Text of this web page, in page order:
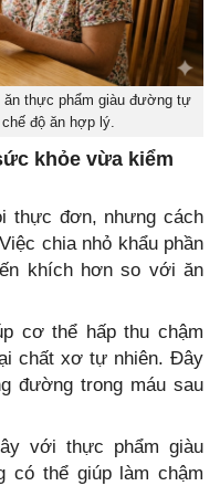
thực phẩm giàu đường tự
độ ăn hợp lý.
khỏe vừa kiểm
thực đơn, nhưng cách
chia nhỏ khẩu phần
khích hơn so với ăn
cơ thể hấp thu chậm
chất xơ tự nhiên. Đây
đường trong máu sau
với thực phẩm giàu
có thể giúp làm chậm